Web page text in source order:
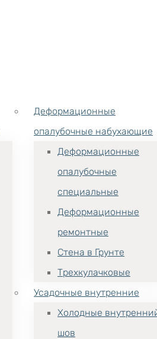
Деформационные
опалубочные набухающие
Деформационные
опалубочные
специальные
Деформационные
ремонтные
Стена в Грунте
Трехкулачковые
Усадочные внутренние
Холодные
шов